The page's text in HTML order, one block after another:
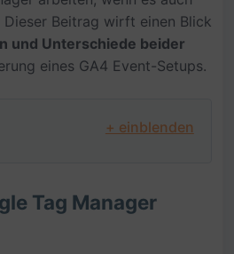
Dieser Beitrag wirft einen Blick
und Unterschiede beider
eines GA4 Event-Setups.
+ einblenden
Tag Manager